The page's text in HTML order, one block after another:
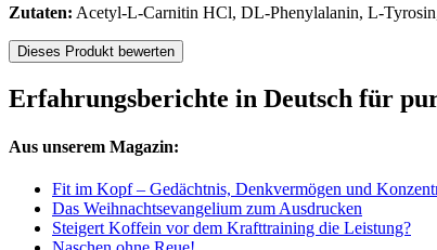
Zutaten: Acetyl-L-Carnitin HCl, DL-Phenylalanin, L-
Dieses Produkt bewerten
Erfahrungsberichte in Deutsch für
Aus unserem Magazin:
Fit im Kopf – Gedächtnis, Denkvermögen und
Das Weihnachtsevangelium zum Ausdrucken
Steigert Koffein vor dem Krafttraining die Leistung?